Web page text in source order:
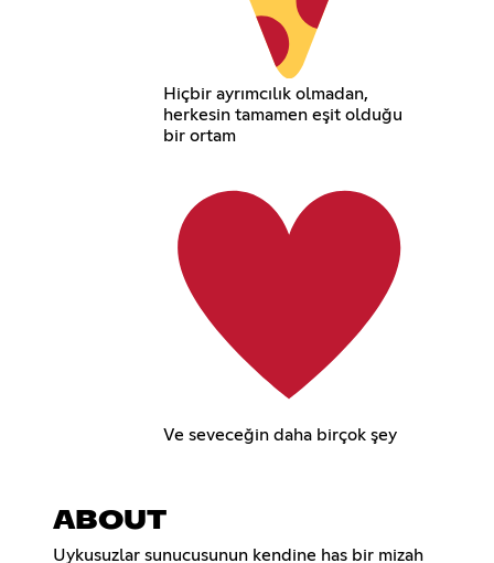
Hiçbir ayrımcılık olmadan,
herkesin tamamen eşit olduğu
bir ortam
Ve seveceğin daha birçok şey
ABOUT
Uykusuzlar sunucusunun kendine has bir mizah